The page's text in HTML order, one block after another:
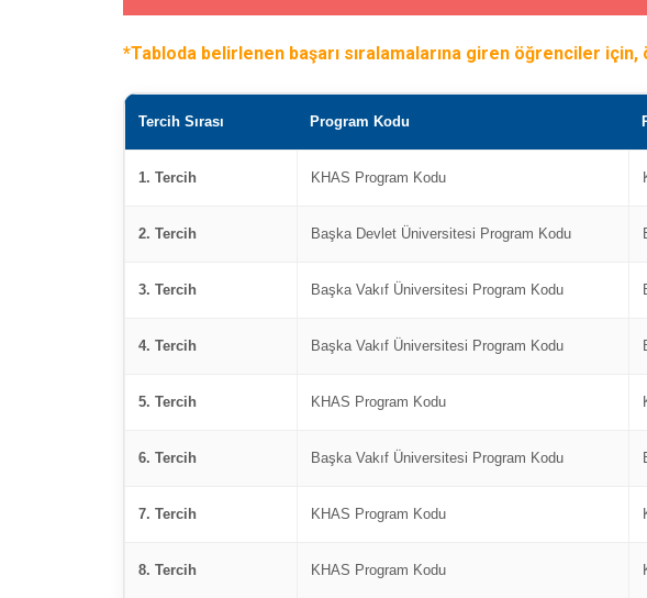
*Tabloda belirlenen başarı sıralamalarına giren öğrenciler
Tercih Sırası Program Kodu
1. Tercih KHAS Program Kodu
2. Tercih Başka Devlet Üniversitesi Program Kodu
3. Tercih Başka Vakıf Üniversitesi Program Kodu
4. Tercih Başka Vakıf Üniversitesi Program Kodu
5. Tercih KHAS Program Kodu
6. Tercih Başka Vakıf Üniversitesi Program Kodu
7. Tercih KHAS Program Kodu
8. Tercih KHAS Program Kodu